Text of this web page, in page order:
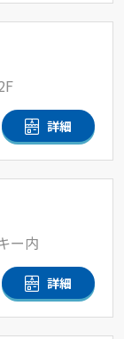
詳細
ー内
詳細